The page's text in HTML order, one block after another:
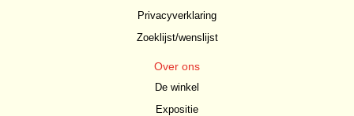
Privacyverklaring
Zoeklijst/wenslijst
Over ons
De winkel
Expositie